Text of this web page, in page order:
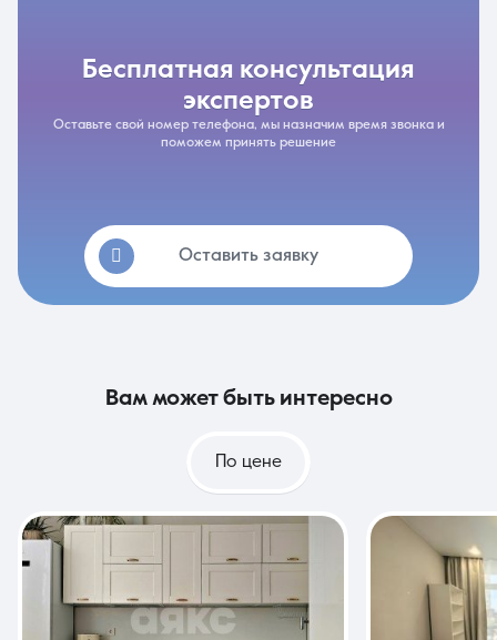
бесплатная консультация
экспертов
Оставьте свой номер телефона, мы назначим время звонка и
поможем принять решение
Оставить заявку
вам может быть интересно
По цене